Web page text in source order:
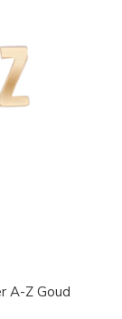
A-Z Goud